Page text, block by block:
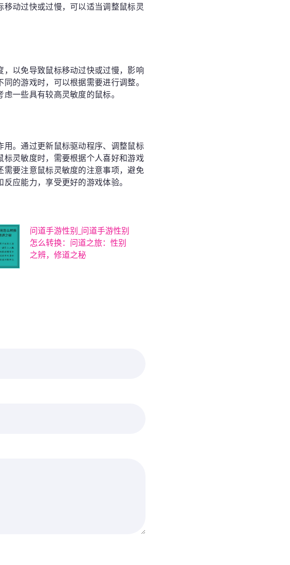
动过快或过慢，可以适当调整鼠标灵
以免导致鼠标移动过快或过慢，影响
的游戏时，可以根据需要进行调整。
一些具有较高灵敏度的鼠标。
。通过更新鼠标驱动程序、调整鼠标
灵敏度时，需要根据个人喜好和游戏
要注意鼠标灵敏度的注意事项，避免
应能力，享受更好的游戏体验。
问道手游性别_问道手游性别
怎么转换：问道之旅：性别
之辨，修道之秘